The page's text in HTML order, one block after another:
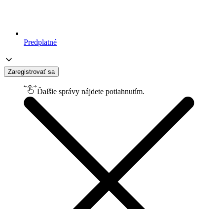
Predplatné
Zaregistrovať sa
Ďalšie správy nájdete potiahnutím.